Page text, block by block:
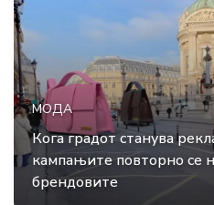
МОДА
Кога градот станува
кампањите повторно се
брендовите